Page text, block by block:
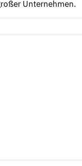
Unternehmen.